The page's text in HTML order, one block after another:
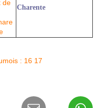
Charente
: 16 17